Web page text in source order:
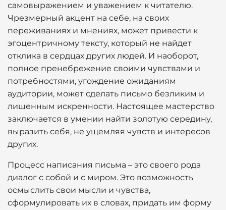
самовыражением и уважением к читателю.
Чрезмерный акцент на себе, на своих
переживаниях и мнениях, может привести к
эгоцентричному тексту, который не найдет
отклика в сердцах других людей. И наоборот,
полное пренебрежение своими чувствами и
потребностями, угождение ожиданиям
аудитории, может сделать письмо безликим и
лишенным искренности. Настоящее мастерство
заключается в умении найти золотую середину,
выразить себя, не ущемляя чувств и интересов
других.
Процесс написания письма – это своего рода
диалог с собой и с миром. Это возможность
осмыслить свои мысли и чувства,
сформулировать их в словах, придать им форму